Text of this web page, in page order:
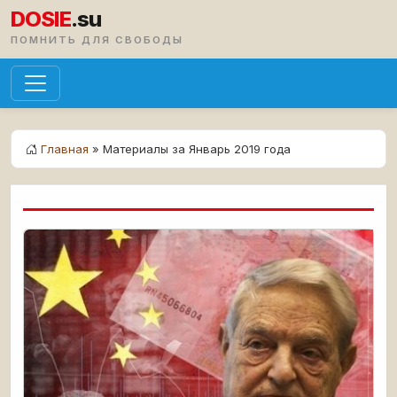
DOSIE.su
ПОМНИТЬ ДЛЯ СВОБОДЫ
Главная » Материалы за Январь 2019 года